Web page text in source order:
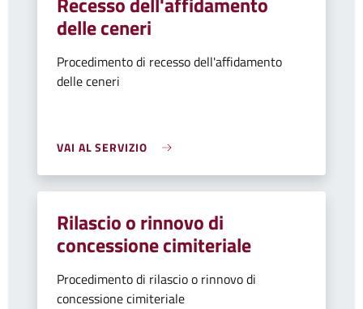
delle ceneri
Procedimento di recesso dell'affidamento
delle ceneri
VAI AL SERVIZIO
Rilascio o rinnovo di
concessione cimiteriale
Procedimento di rilascio o rinnovo di
concessione cimiteriale